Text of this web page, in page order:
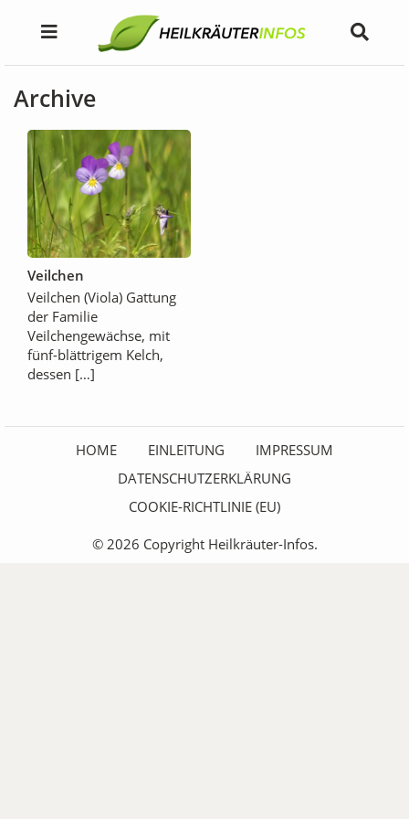
Archive
Veilchen
Veilchen (Viola) Gattung
der Familie
Veilchengewächse, mit
fünf-blättrigem Kelch,
dessen […]
HOME EINLEITUNG
IMPRESSUM
DATENSCHUTZERKLÄRUNG
COOKIE-RICHTLINIE (EU)
© 2026 Copyright Heilkräuter-Infos.